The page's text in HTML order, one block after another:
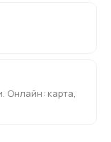
Онлайн: карта,